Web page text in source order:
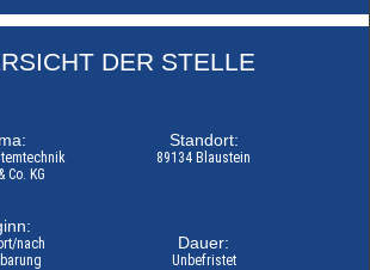
DER STELLE
Co. KG
Standort:
89134 Blaustein
nach
Dauer:
Unbefristet